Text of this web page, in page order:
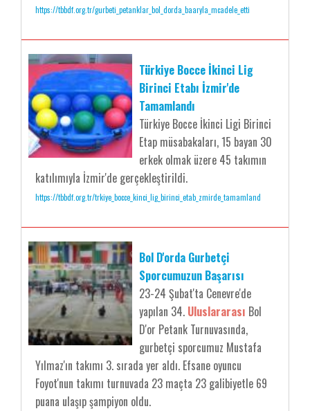
https://tbbdf.org.tr/gurbeti_petanklar_bol_dorda_baaryla_mcadele_etti
Türkiye Bocce İkinci Lig
Birinci Etabı İzmir'de
Tamamlandı
Türkiye Bocce İkinci Ligi Birinci
Etap müsabakaları, 15 bayan 30
erkek olmak üzere 45 takımın
katılımıyla İzmir'de gerçekleştirildi.
https://tbbdf.org.tr/trkiye_bocce_kinci_lig_birinci_etab_zmirde_tamamland
Bol D'orda Gurbetçi
Sporcumuzun Başarısı
23-24 Şubat'ta Cenevre'de
yapılan 34. Uluslararası Bol
D'or Petank Turnuvasında,
gurbetçi sporcumuz Mustafa
Yılmaz'ın takımı 3. sırada yer aldı. Efsane oyuncu
Foyot'nun takımı turnuvada 23 maçta 23 galibiyetle 69
puana ulaşıp şampiyon oldu.